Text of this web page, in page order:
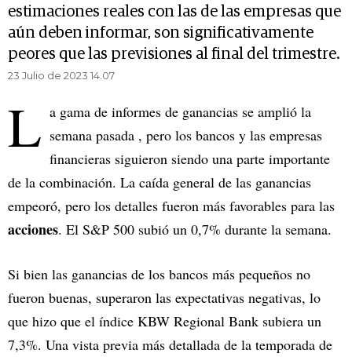
estimaciones reales con las de las empresas que
aún deben informar, son significativamente
peores que las previsiones al final del trimestre.
23 Julio de 2023 14.07
L a gama de informes de ganancias se amplió la
semana pasada , pero los bancos y las empresas
financieras siguieron siendo una parte importante
de la combinación. La caída general de las ganancias
empeoró, pero los detalles fueron más favorables para las
acciones. El S&P 500 subió un 0,7% durante la semana.
Si bien las ganancias de los bancos más pequeños no
fueron buenas, superaron las expectativas negativas, lo
que hizo que el índice KBW Regional Bank subiera un
7,3%. Una vista previa más detallada de la temporada de